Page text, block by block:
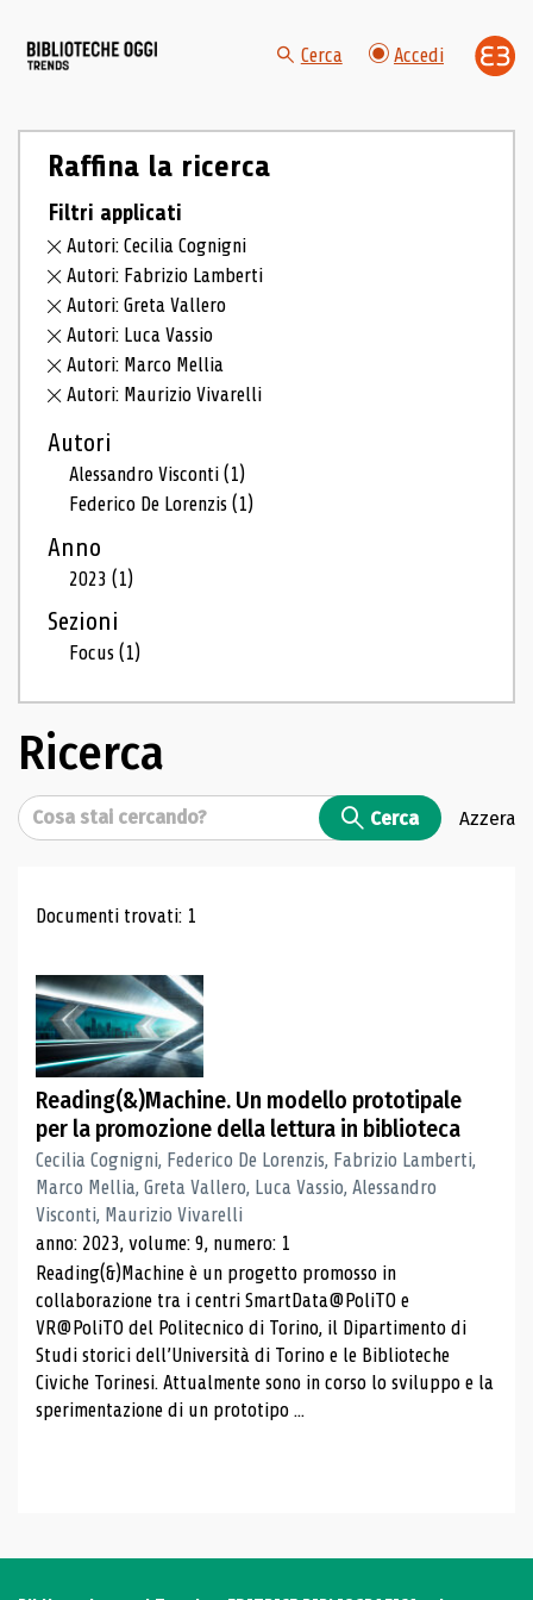
Cerca Accedi
Raffina la ricerca
Filtri applicati
Autori: Cecilia Cognigni
Autori: Fabrizio Lamberti
Autori: Greta Vallero
Autori: Luca Vassio
Autori: Marco Mellia
Autori: Maurizio Vivarelli
Autori
Alessandro Visconti(1)
Federico De Lorenzis(1)
Anno
2023(1)
Sezioni
Focus(1)
Ricerca
Cerca Cerca Azzera
Risultati di ricerca
Documenti trovati: 1
Reading(&)Machine. Un modello prototipale
per la promozione della lettura in biblioteca
Cecilia Cognigni, Federico De Lorenzis, Fabrizio Lamberti,
Marco Mellia, Greta Vallero, Luca Vassio, Alessandro
Visconti, Maurizio Vivarelli
anno: 2023, volume: 9, numero: 1
Reading(&)Machine è un progetto promosso in
collaborazione tra i centri SmartData@PoliTO e
VR@PoliTO del Politecnico di Torino, il Dipartimento di
Studi storici dell’Università di Torino e le Biblioteche
Civiche Torinesi. Attualmente sono in corso lo sviluppo e la
sperimentazione di un prototipo ...